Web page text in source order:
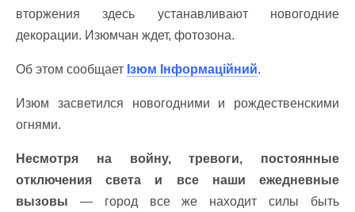
вторжения здесь устанавливают новогодние
декорации. Изюмчан ждет, фотозона.
Об этом сообщает Ізюм Інформаційний.
Изюм засветился новогодними и рождественскими
огнями.
Несмотря на войну, тревоги, постоянные
отключения света и все наши ежедневные
вызовы — город все же находит силы быть